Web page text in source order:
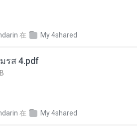
在 My 4shared
รส 4.pdf
在 My 4shared